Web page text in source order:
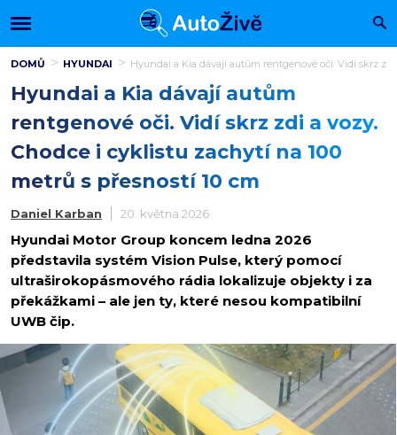
DOMŮ HYUNDAI Hyundai a Kia dávají autům rentgenové oči. Vidí skrz
Hyundai a Kia dávají autům
rentgenové oči. Vidí skrz zdi a vozy.
Chodce i cyklistu zachytí na 100
metrů s přesností 10 cm
Daniel Karban 20. května 2026
Hyundai Motor Group koncem ledna 2026
představila systém Vision Pulse, který pomocí
ultraširokopásmového rádia lokalizuje objekty i za
překážkami – ale jen ty, které nesou kompatibilní
UWB čip.